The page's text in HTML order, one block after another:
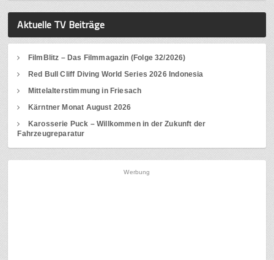
Aktuelle TV Beiträge
FilmBlitz – Das Filmmagazin (Folge 32/2026)
Red Bull Cliff Diving World Series 2026 Indonesia
Mittelalterstimmung in Friesach
Kärntner Monat August 2026
Karosserie Puck – Willkommen in der Zukunft der
Fahrzeugreparatur
Werbung